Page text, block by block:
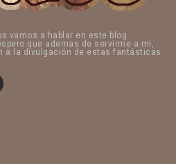
vamos a hablar en este blog
que ademas de servirme a mi,
a la divulgación de estas fantásticas